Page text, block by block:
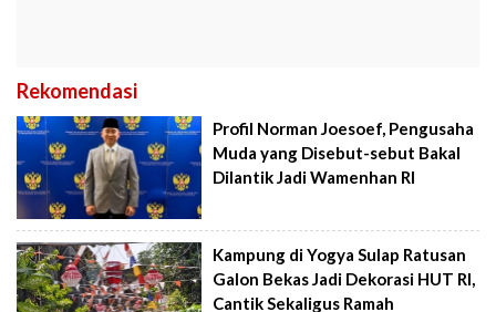
Rekomendasi
Profil Norman Joesoef, Pengusaha
Muda yang Disebut-sebut Bakal
Dilantik Jadi Wamenhan RI
Kampung di Yogya Sulap Ratusan
Galon Bekas Jadi Dekorasi HUT RI,
Cantik Sekaligus Ramah